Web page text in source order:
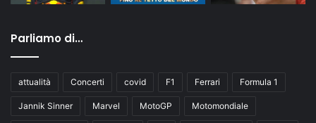
Parliamo di…
attualità Concerti covid F1 Ferrari Formula 1
Jannik Sinner Marvel MotoGP Motomondiale